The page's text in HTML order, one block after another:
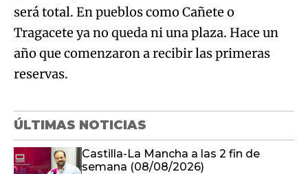
será total. En pueblos como Cañete o
Tragacete ya no queda ni una plaza. Hace un
año que comenzaron a recibir las primeras
reservas.
ÚLTIMAS NOTICIAS
Castilla-La Mancha a las 2 fin de
semana (08/08/2026)